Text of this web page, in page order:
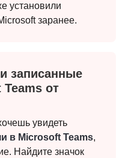
установили
заранее.
записанные
от
увидеть
в Microsoft Teams,
Найдите значок